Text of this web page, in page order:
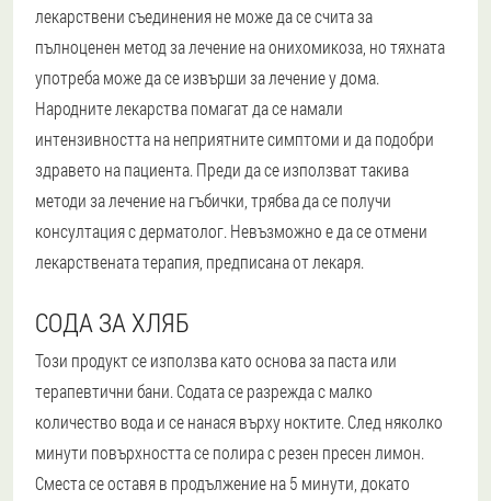
лекарствени съединения не може да се счита за
пълноценен метод за лечение на онихомикоза, но тяхната
употреба може да се извърши за лечение у дома.
Народните лекарства помагат да се намали
интензивността на неприятните симптоми и да подобри
здравето на пациента. Преди да се използват такива
методи за лечение на гъбички, трябва да се получи
консултация с дерматолог. Невъзможно е да се отмени
лекарствената терапия, предписана от лекаря.
СОДА ЗА ХЛЯБ
Този продукт се използва като основа за паста или
терапевтични бани. Содата се разрежда с малко
количество вода и се нанася върху ноктите. След няколко
минути повърхността се полира с резен пресен лимон.
Сместа се оставя в продължение на 5 минути, докато